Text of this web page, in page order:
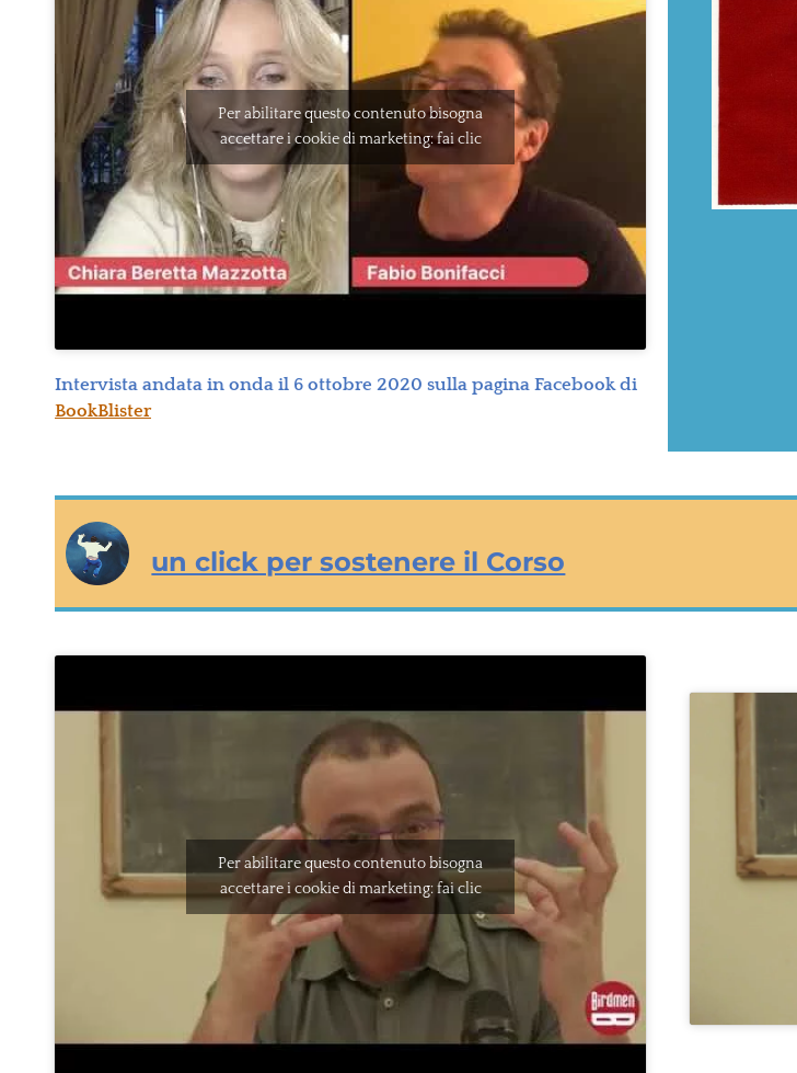
Per abilitare questo contenuto bisogna
accettare i cookie di marketing: fai clic
Intervista andata in onda il 6 ottobre 2020 sulla pagina Facebook di
BookBlister
un click per sostenere il Corso
Per abilitare questo contenuto bisogna
accettare i cookie di marketing: fai clic